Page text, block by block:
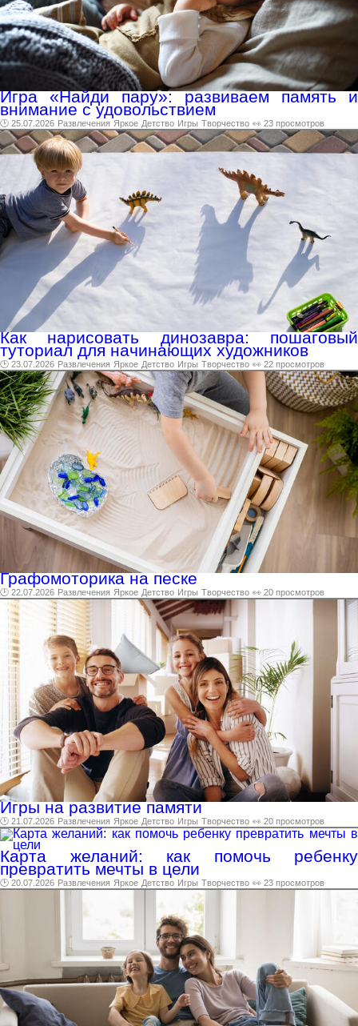
Игра «Найди пару»: развиваем память и
внимание с удовольствием
🕑 25.07.2026 Развлечения Яркое Детство Игры Творчество 👀 23 просмотров
Как нарисовать динозавра: пошаговый
туториал для начинающих художников
🕑 23.07.2026 Развлечения Яркое Детство Игры Творчество 👀 22 просмотров
Графомоторика на песке
🕑 22.07.2026 Развлечения Яркое Детство Игры Творчество 👀 20 просмотров
Игры на развитие памяти
🕑 21.07.2026 Развлечения Яркое Детство Игры Творчество 👀 20 просмотров
Карта желаний: как помочь ребенку
превратить мечты в цели
🕑 20.07.2026 Развлечения Яркое Детство Игры Творчество 👀 23 просмотров